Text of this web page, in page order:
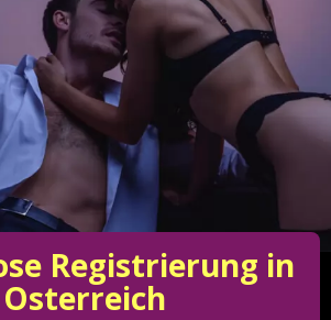
Registrierung in
Osterreich